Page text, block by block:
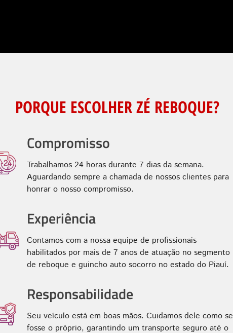
PORQUE ESCOLHER ZÉ REBOQUE?
Compromisso
Trabalhamos 24 horas durante 7 dias da semana.
Aguardando sempre a chamada de nossos clientes para
honrar o nosso compromisso.
Experiência
Contamos com a nossa equipe de profissionais
habilitados por mais de 7 anos de atuação no segmento
de reboque e guincho auto socorro no estado do Piauí.
Responsabilidade
Seu veículo está em boas mãos. Cuidamos dele como se
fosse o próprio, garantindo um transporte seguro até o